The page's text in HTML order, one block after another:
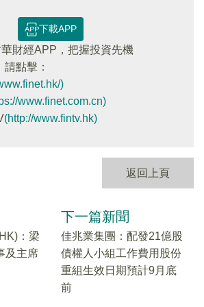
下載APP
財經APP，把握投資先機
點擊：
)
www.finet.com.cn)
(http://www.fintv.hk)
返回上頁
：梁
及主席
下一篇新聞
佳兆業集團：配發21億股
債權人小組工作費用股份
重組生效日期預計9月底
前